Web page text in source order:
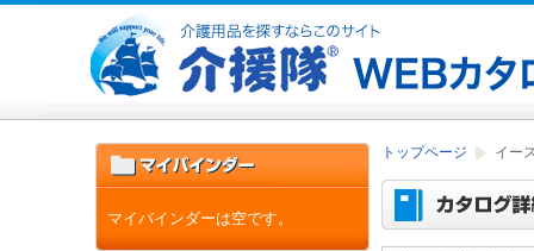
トップページ イー
マイバインダーは空です。